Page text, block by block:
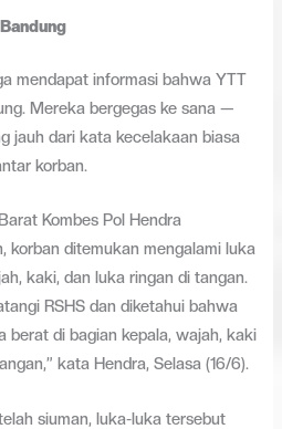
mendapat informasi bahwa YTT
Mereka bergegas ke sana —
jauh dari kata kecelakaan biasa
korban.
Kombes Pol Hendra
korban ditemukan mengalami luka
kaki, dan luka ringan di tangan.
RSHS dan diketahui bahwa
berat di bagian kepala, wajah, kaki
kata Hendra, Selasa (16/6).
siuman, luka-luka tersebut